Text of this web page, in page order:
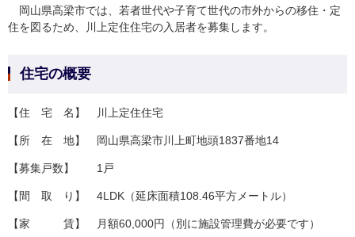
岡山県高梁市では、若者世代や子育て世代の市外からの移住・定
住を図るため、川上定住住宅の入居者を募集します。
住宅の概要
【住 宅 名】 川上定住住宅
【所 在 地】 岡山県高梁市川上町地頭1837番地14
【募集戸数】 1戸
【間 取 り】 4LDK（延床面積108.46平方メートル）
【家 賃】 月額60,000円（別に施設管理費が必要です）